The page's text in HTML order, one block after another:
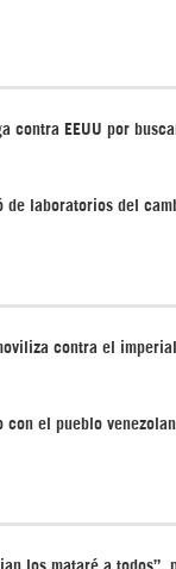
contra EEUU por
de laboratorios del
contra el
con el pueblo
los mataré a todos”,